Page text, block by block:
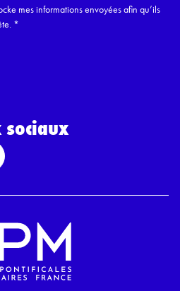
mes informations envoyées afin qu’ils
*